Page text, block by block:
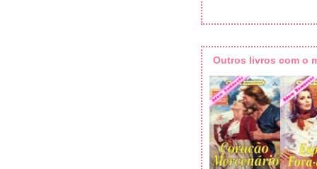
Outros livros com o